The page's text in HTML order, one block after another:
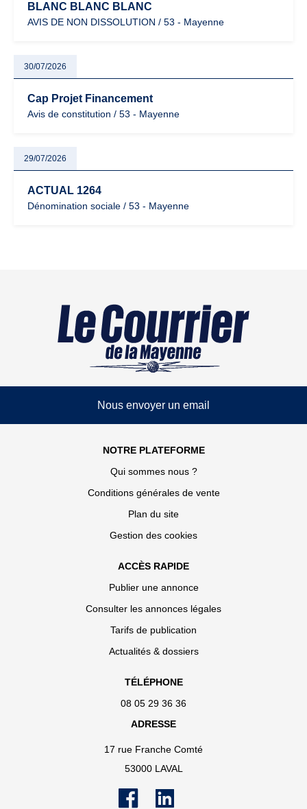
BLANC BLANC BLANC
AVIS DE NON DISSOLUTION / 53 - Mayenne
30/07/2026
Cap Projet Financement
Avis de constitution / 53 - Mayenne
29/07/2026
ACTUAL 1264
Dénomination sociale / 53 - Mayenne
Nous envoyer un email
NOTRE PLATEFORME
Qui sommes nous ?
Conditions générales de vente
Plan du site
Gestion des cookies
ACCÈS RAPIDE
Publier une annonce
Consulter les annonces légales
Tarifs de publication
Actualités & dossiers
TÉLÉPHONE
08 05 29 36 36
ADRESSE
17 rue Franche Comté
53000 LAVAL